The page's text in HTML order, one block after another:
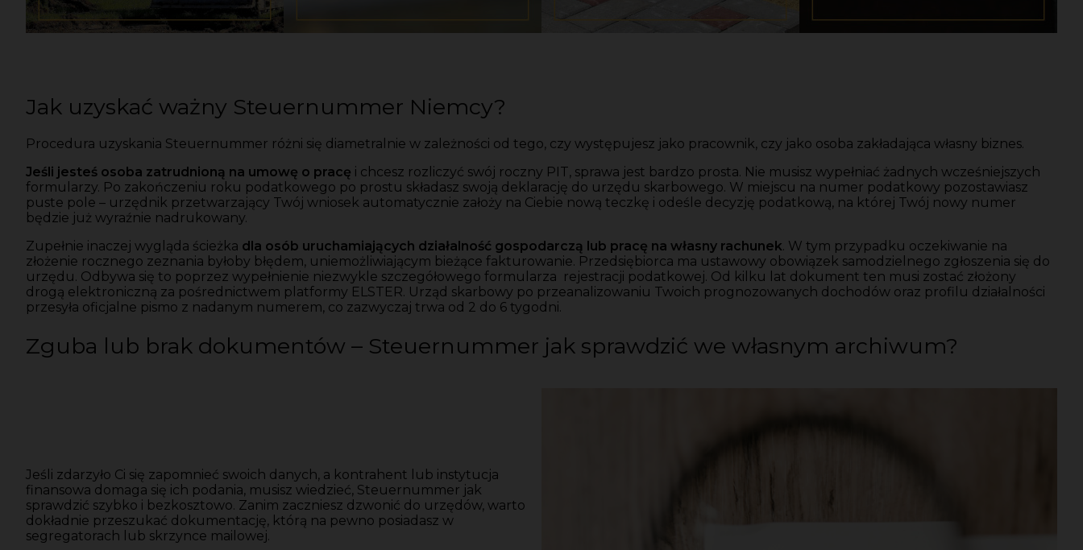
Jak uzyskać ważny Steuernummer Niemcy?
Procedura uzyskania Steuernummer różni się diametralnie w zależności od tego, czy występujesz jako pracownik, czy jako osoba zakładająca własny biznes.
Jeśli jesteś osoba zatrudnioną na umowę o pracę i chcesz rozliczyć swój roczny PIT, sprawa jest bardzo prosta. Nie musisz wypełniać żadnych wcześniejszych
formularzy. Po zakończeniu roku podatkowego po prostu składasz swoją deklarację do urzędu skarbowego. W miejscu na numer podatkowy pozostawiasz
puste pole – urzędnik przetwarzający Twój wniosek automatycznie założy na Ciebie nową teczkę i odeśle decyzję podatkową, na której Twój nowy numer
będzie już wyraźnie nadrukowany.
Zupełnie inaczej wygląda ścieżka dla osób uruchamiających działalność gospodarczą lub pracę na własny rachunek. W tym przypadku oczekiwanie na
złożenie rocznego zeznania byłoby błędem, uniemożliwiającym bieżące fakturowanie. Przedsiębiorca ma ustawowy obowiązek samodzielnego zgłoszenia się do
urzędu. Odbywa się to poprzez wypełnienie niezwykle szczegółowego formularza rejestracji podatkowej. Od kilku lat dokument ten musi zostać złożony
drogą elektroniczną za pośrednictwem platformy ELSTER. Urząd skarbowy po przeanalizowaniu Twoich prognozowanych dochodów oraz profilu działalności
przesyła oficjalne pismo z nadanym numerem, co zazwyczaj trwa od 2 do 6 tygodni.
Zguba lub brak dokumentów – Steuernummer jak sprawdzić we własnym archiwum?
Jeśli zdarzyło Ci się zapomnieć swoich danych, a kontrahent lub instytucja
finansowa domaga się ich podania, musisz wiedzieć, Steuernummer jak
sprawdzić szybko i bezkosztowo. Zanim zaczniesz dzwonić do urzędów, warto
dokładnie przeszukać dokumentację, którą na pewno posiadasz w
segregatorach lub skrzynce mailowej.